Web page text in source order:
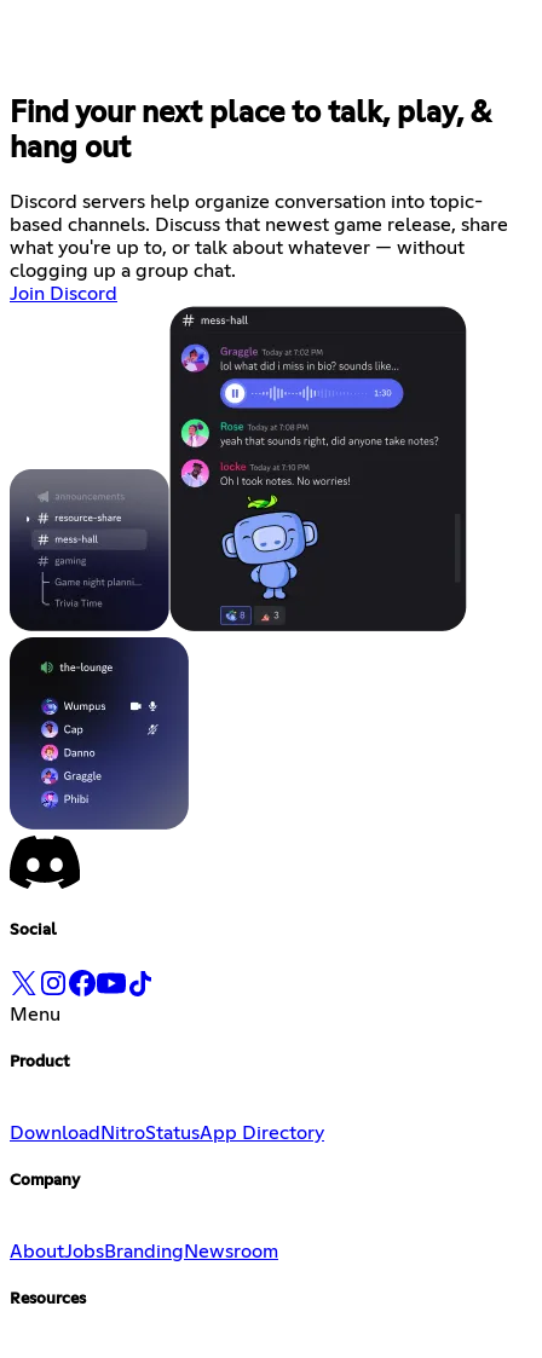
Find your next place to talk, play, &
hang out
Discord servers help organize conversation into topic-
based channels. Discuss that newest game release, share
what you're up to, or talk about whatever — without
clogging up a group chat.
Join Discord
Social
Menu
Product
Download NitroStatusApp Directory
Company
AboutJobsBranding Newsroom
Resources